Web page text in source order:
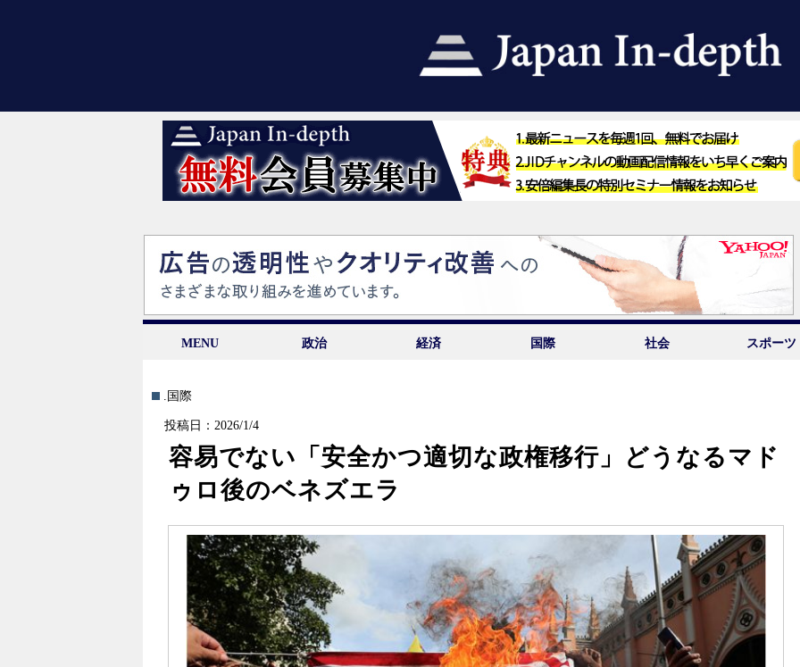
MENU 政治 経済 国際 社会 スポーツ
.国際
投稿日：2026/1/4
容易でない「安全かつ適切な政権移行」どうなるマド
ゥロ後のベネズエラ